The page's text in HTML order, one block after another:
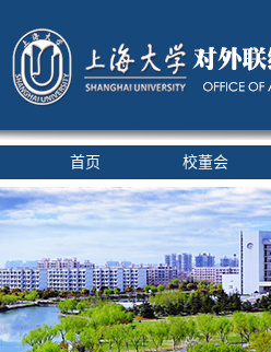
首页 校董会